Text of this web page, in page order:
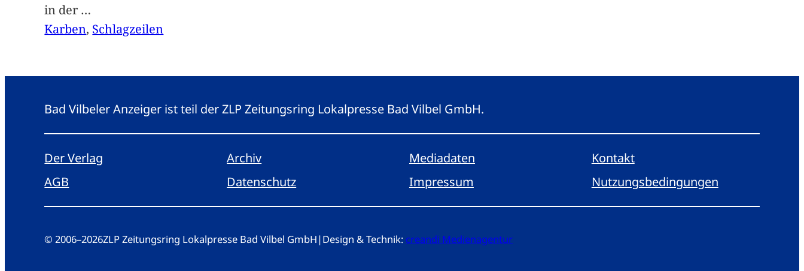
in der …
Karben, Schlagzeilen
Bad Vilbeler Anzeiger ist teil der ZLP Zeitungsring Lokalpresse Bad Vilbel GmbH.
Der Verlag Archiv Mediadaten
Kontakt
AGB
Datenschutz Impressum Nutzungsbedingungen
© 2006–2026ZLP Zeitungsring Lokalpresse Bad Vilbel GmbH |Design & Technik: creandi Medienagentur